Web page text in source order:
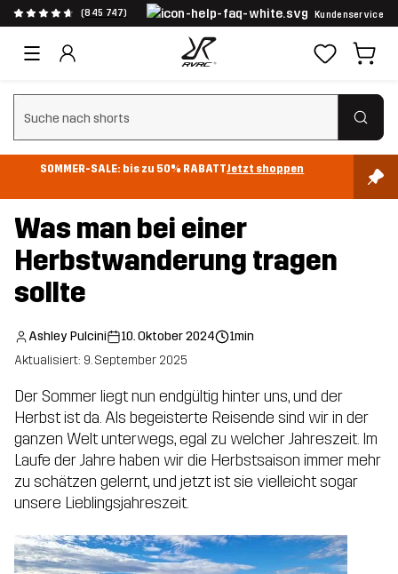
(845 747) Kundenservice
Suchfilter löschen
SOMMER-SALE: bis zu 50% RABATTJetzt shoppen
Was man bei einer
Herbstwanderung tragen
sollte
Ashley Pulcini 10. Oktober 2024
1min
Aktualisiert: 9. September 2025
Der Sommer liegt nun endgültig hinter uns, und der
Herbst ist da. Als begeisterte Reisende sind wir in der
ganzen Welt unterwegs, egal zu welcher Jahreszeit. Im
Laufe der Jahre haben wir die Herbstsaison immer mehr
zu schätzen gelernt, und jetzt ist sie vielleicht sogar
unsere Lieblingsjahreszeit.